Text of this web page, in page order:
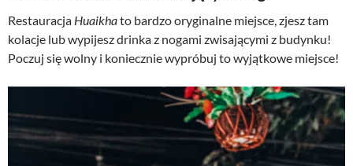
Restauracja Huaikhato bardzo oryginalne miejsce, zjesz tam
kolacje lub wypijesz drinka z nogami zwisającymi z budynku!
Poczuj się wolny i koniecznie wypróbuj to wyjątkowe miejsce!